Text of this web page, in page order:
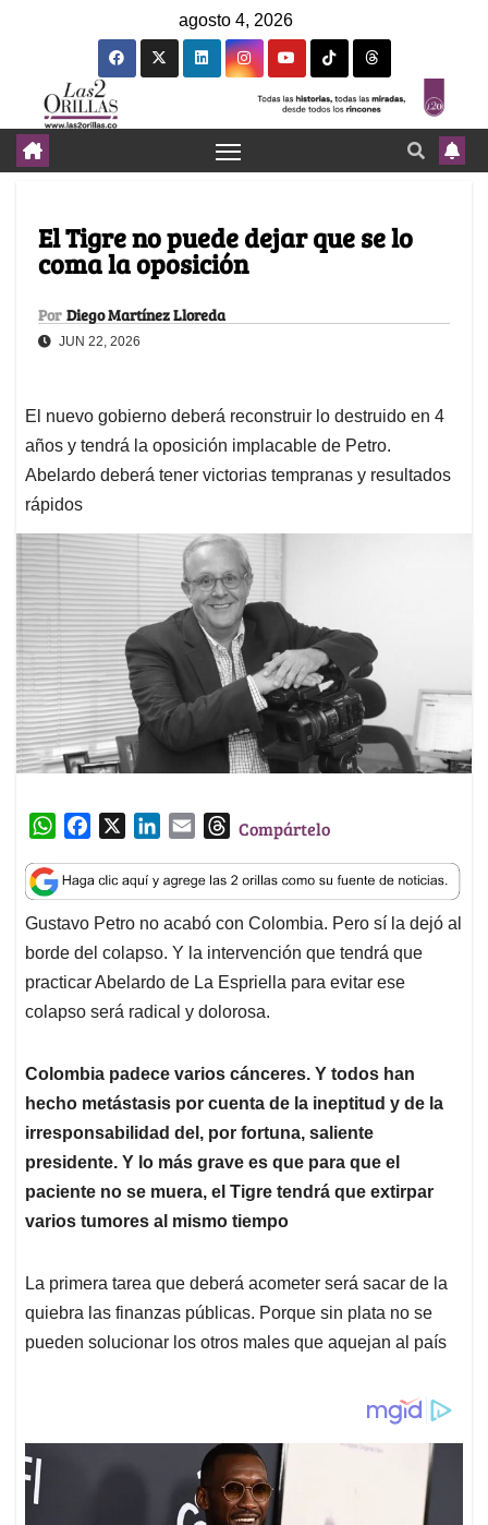
agosto 4, 2026
El Tigre no puede dejar que se lo
coma la oposición
Por Diego Martínez Lloreda
JUN 22, 2026
El nuevo gobierno deberá reconstruir lo destruido en 4
años y tendrá la oposición implacable de Petro.
Abelardo deberá tener victorias tempranas y resultados
rápidos
W
a
t
s
A
p
p
c
e
b
o
o
k
n
k
e
d
I
n
a
i
l
T
r
e
a
d
s
Compártelo
Gustavo Petro no acabó con Colombia. Pero sí la dejó al
borde del colapso. Y la intervención que tendrá que
practicar Abelardo de La Espriella para evitar ese
colapso será radical y dolorosa.
Colombia padece varios cánceres. Y todos han
hecho metástasis por cuenta de la ineptitud y de la
irresponsabilidad del, por fortuna, saliente
presidente. Y lo más grave es que para que el
paciente no se muera, el Tigre tendrá que extirpar
varios tumores al mismo tiempo
La primera tarea que deberá acometer será sacar de la
quiebra las finanzas públicas. Porque sin plata no se
pueden solucionar los otros males que aquejan al país